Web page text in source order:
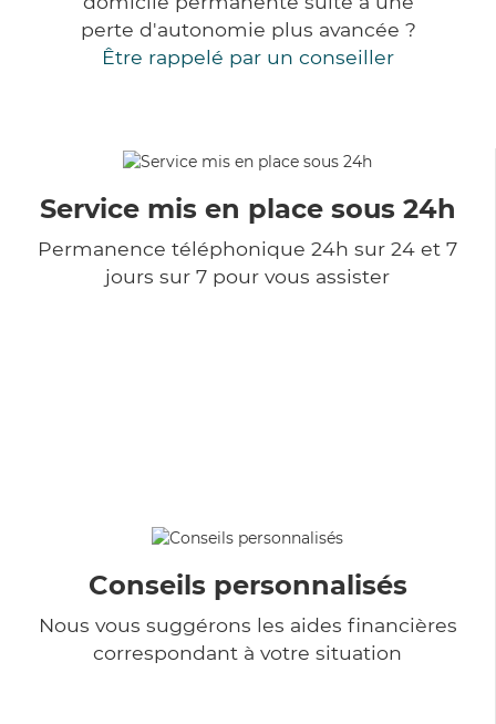
perte d'autonomie plus avancée ?
Être rappelé par un conseiller
Service mis en place sous 24h
Permanence téléphonique 24h sur 24 et 7
jours sur 7 pour vous assister
Conseils personnalisés
Nous vous suggérons les aides financières
correspondant à votre situation